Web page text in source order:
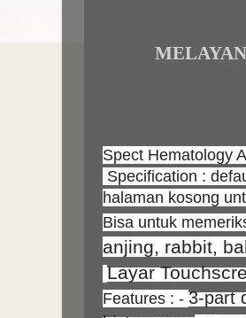
Spect Hematology
Specification :
halaman kosong
Bisa untuk
anjing, rabbit,
Layar
Features : - 3-part